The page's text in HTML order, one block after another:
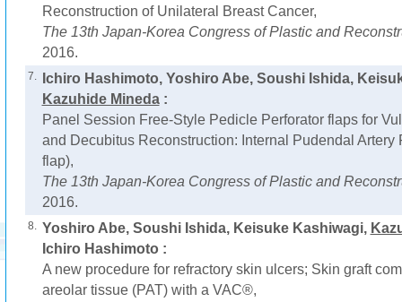
Reconstruction of Unilateral Breast Cancer,
The 13th Japan-Korea Congress of Plastic and
2016.
7.
Ichiro Hashimoto, Yoshiro Abe, Soushi Ishida,
Kazuhide Mineda:
Panel Session Free-Style Pedicle Perforator flaps for
and Decubitus Reconstruction: Internal Pudendal Artery
flap),
The 13th Japan-Korea Congress of Plastic and
2016.
8. Yoshiro Abe, Soushi Ishida, Keisuke Kashiwagi,
Ichiro Hashimoto :
A new procedure for refractory skin ulcers; Skin graft
areolar tissue (PAT) with a VAC®,